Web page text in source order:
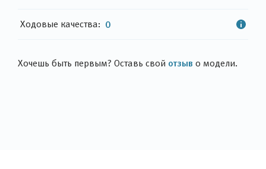
Хочешь быть первым? Оставь свой отзыв о модели.
Ходовые качества: 0